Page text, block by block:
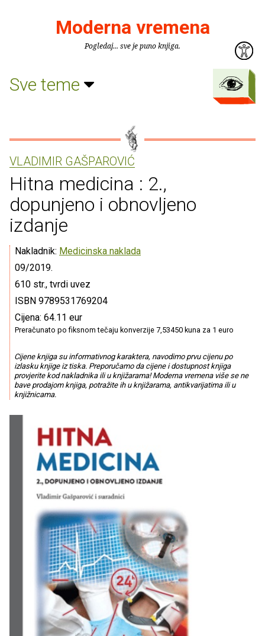
Moderna vremena
Pogledaj... sve je puno knjiga.
Sve teme
VLADIMIR GAŠPAROVIĆ
Hitna medicina : 2.,
dopunjeno i obnovljeno
izdanje
Nakladnik: Medicinska naklada
09/2019.
610 str., tvrdi uvez
ISBN 9789531769204
Cijena: 64.11 eur
Preračunato po fiksnom tečaju konverzije 7,53450 kuna za 1 euro
Cijene knjiga su informativnog karaktera, navodimo prvu cijenu po
izlasku knjige iz tiska. Preporučamo da cijene i dostupnost knjiga
provjerite kod nakladnika ili u knjižarama! Moderna vremena više se ne
bave prodajom knjiga, potražite ih u knjižarama, antikvarijatima ili u
knjižnicama.